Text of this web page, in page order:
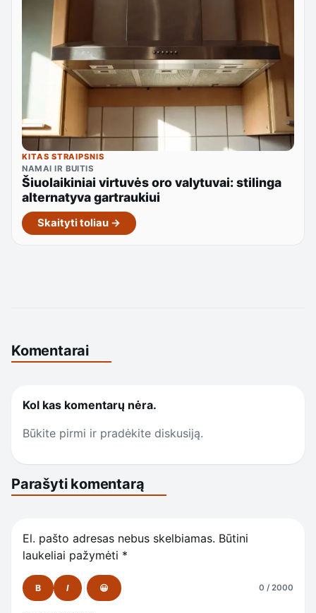
KITAS STRAIPSNIS
NAMAI IR BUITIS
Šiuolaikiniai virtuvės oro valytuvai: stilinga
alternatyva gartraukiui
Skaityti toliau →
Komentarai
Kol kas komentarų nėra.
Būkite pirmi ir pradėkite diskusiją.
Parašyti komentarą
El. pašto adresas nebus skelbiamas. Būtini
laukeliai pažymėti *
B I 😀 0 / 2000